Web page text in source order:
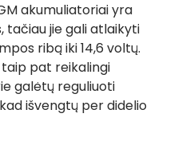
akumuliatoriai yra
tačiau jie gali atlaikyti
ribą iki 14,6 voltų.
pat reikalingi
galėtų reguliuoti
išvengtų per didelio